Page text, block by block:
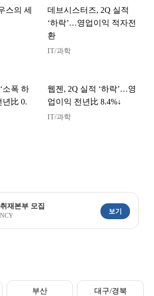
스의 세
데브시스터즈, 2Q 실적
‘하락’…영업이익 적자전
환
IT/과학
소폭 하
比 0.
웹젠, 2Q 실적 ‘하락’…영
업이익 전년比 8.4%↓
IT/과학
재본부 모집
보기
부산 대구/경북